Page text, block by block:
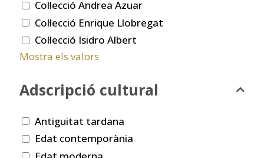
Col·lecció Andrea Azuar
Col·lecció Enrique Llobregat
Col·lecció Isidro Albert
Mostra els valors
Adscripció cultural
Antiguitat tardana
Edat contemporània